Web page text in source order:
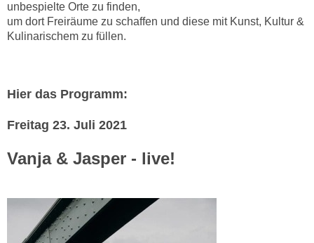
unbespielte Orte zu finden,
um dort Freiräume zu schaffen und diese mit Kunst, Kultur &
Kulinarischem zu füllen.
Hier das Programm:
Freitag 23. Juli 2021
Vanja & Jasper - live!